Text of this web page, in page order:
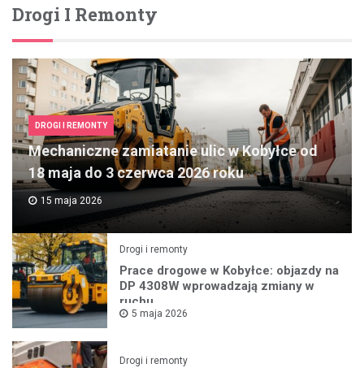
Drogi I Remonty
DROGI I REMONTY
Mechaniczne zamiatanie ulic w Kobyłce od
18 maja do 3 czerwca 2026 roku
15 maja 2026
Drogi i remonty
Prace drogowe w Kobyłce: objazdy na
DP 4308W wprowadzają zmiany w
ruchu
5 maja 2026
Drogi i remonty